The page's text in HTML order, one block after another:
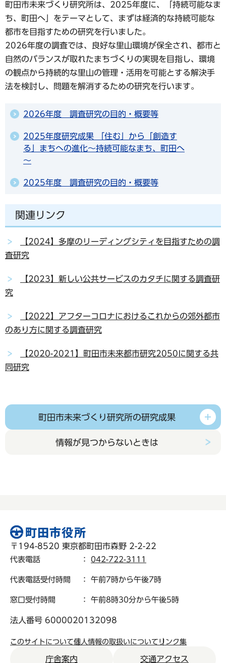
町田市未来づくり研究所は、2025年度に、「持続可能なま
ち、町田へ」をテーマとして、まずは経済的な持続可能な
都市を目指すための研究を行いました。
2026年度の調査では、良好な里山環境が保全され、都市と
自然のバランスが取れたまちづくりの実現を目指し、環境
の観点から持続的な里山の管理・活用を可能とする解決手
法を検討し、問題を解消するための研究を行います。
2026年度 調査研究の目的・概要等
2025年度研究成果 「住む」から「創造す
る」まちへの進化～持続可能なまち、町田へ
～
2025年度 調査研究の目的・概要等
関連リンク
【2024】多摩のリーディングシティを目指すための調
査研究
【2023】新しい公共サービスのカタチに関する調査研
究
【2022】アフターコロナにおけるこれからの郊外都市
のあり方に関する調査研究
【2020-2021】町田市未来都市研究2050に関する共
同研究
町田市未来づくり研究所の研究成果
情報が見つからないときは
〒194-8520 東京都町田市森野 2-2-22
代表電話 ： 042-722-3111
代表電話受付時間 ： 午前7時から午後7時
窓口受付時間 ： 午前8時30分から午後5時
法人番号 6000020132098
このサイトについて個人情報の取扱いについて リンク集
庁舎案内 交通アクセス